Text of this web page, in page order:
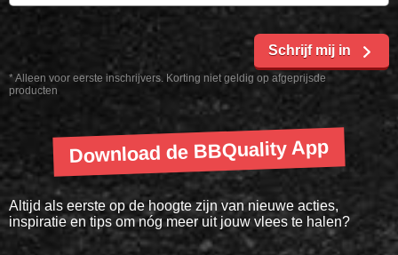
* Alleen voor eerste inschrijvers. Korting niet geldig op afgeprijsde
producten
Schrijf mij in
Download de BBQuality App
Altijd als eerste op de hoogte zijn van nieuwe acties,
inspiratie en tips om nóg meer uit jouw vlees te halen?